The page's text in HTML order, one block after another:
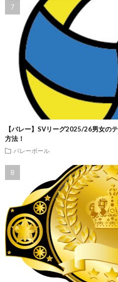
【バレー】SVリーグ2025/26男女の
方法！
バレーボール